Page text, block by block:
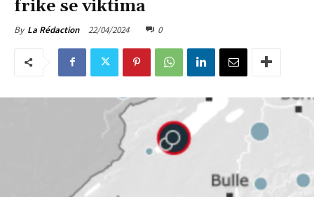
frike se viktima
By La Rédaction 22/04/2024 0